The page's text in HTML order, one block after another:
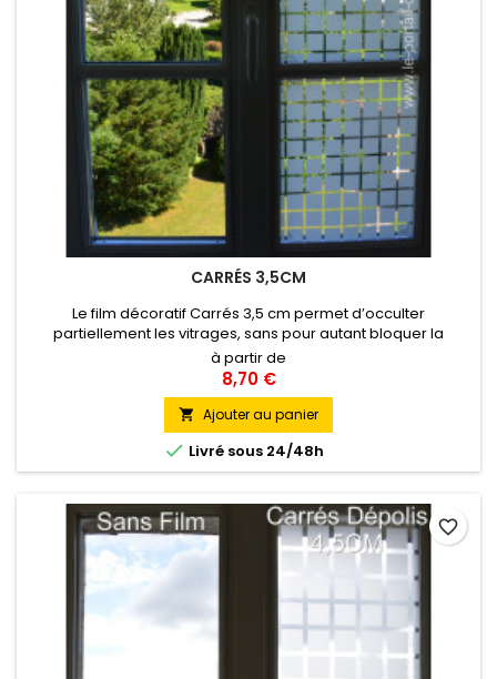
CARRÉS 3,5CM
Le film décoratif Carrés 3,5 cm permet d’occulter
partiellement les vitrages, sans pour autant bloquer la
lumière. Ses motifs blancs discrets et élégants constituent le
moyen idéal de se protéger des regards et ainsi de recréer
un espace d’intimité dans une lumière tamisée, tout en
associant esthétisme et confort visuel.
à partir de
8,70 €
 Ajouter au panier
 Livré sous 24/48h
favorite_border